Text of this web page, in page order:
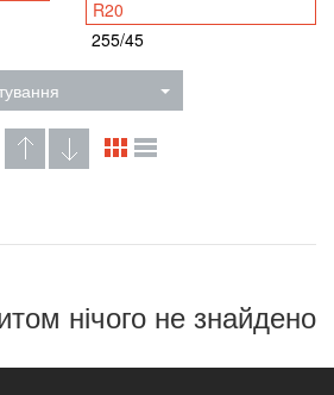
R20
255/45
нічого не знайдено